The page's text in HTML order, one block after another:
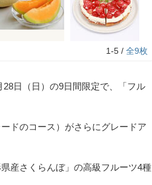
1-5 / 全9枚
日（日）の9日間限定で、「フル
ドのコース）がさらにグレードア
産さくらんぼ」の高級フルーツ4種